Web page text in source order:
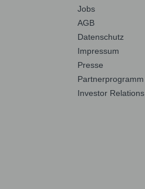
Jobs
AGB
Datenschutz
Impressum
Presse
Partnerprogramm
Investor Relations